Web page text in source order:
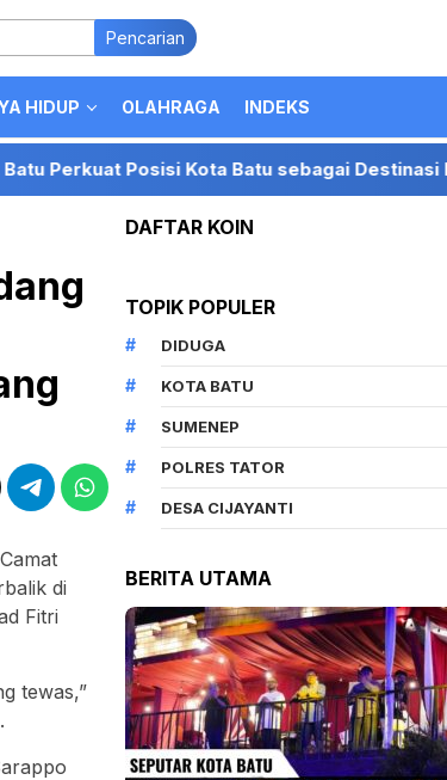
Pencarian
HIDUP OLAHRAGA INDEKS
Kota Batu sebagai Destinasi Festival
di
Fitri
tewas,”
DAFTAR KOIN
TOPIK POPULER
DIDUGA
KOTA BATU
SUMENEP
POLRES TATOR
DESA CIJAYANTI
BERITA UTAMA